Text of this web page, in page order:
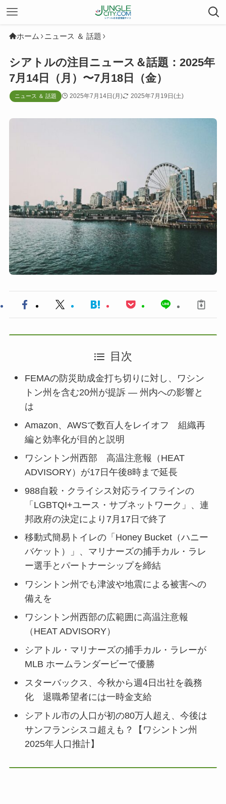
ホーム ニュース ＆ 話題
シアトルの注目ニュース＆話題：2025年
7月14日（月）〜7月18日（金）
ニュース ＆ 話題 2025年7月14日(月) 2025年7月19日(土)
目次
FEMAの防災助成金打ち切りに対し、ワシン
トン州を含む20州が提訴 — 州内への影響と
は
Amazon、AWSで数百人をレイオフ 組織再
編と効率化が目的と説明
ワシントン州西部 高温注意報（HEAT
ADVISORY）が17日午後8時まで延長
988自殺・クライシス対応ライフラインの
「LGBTQI+ユース・サブネットワーク」、連
邦政府の決定により7月17日で終了
移動式簡易トイレの「Honey Bucket（ハニー
バケット）」、マリナーズの捕手カル・ラレ
ー選手とパートナーシップを締結
ワシントン州でも津波や地震による被害への
備えを
ワシントン州西部の広範囲に高温注意報
（HEAT ADVISORY）
シアトル・マリナーズの捕手カル・ラレーが
MLB ホームランダービーで優勝
スターバックス、今秋から週4日出社を義務
化 退職希望者には一時金支給
シアトル市の人口が初の80万人超え、今後は
サンフランシスコ超えも？【ワシントン州
2025年人口推計】